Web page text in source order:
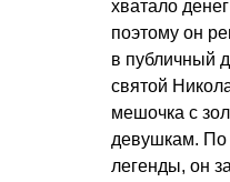
хватало
поэтому он
в публичный
святой
мешочка с
девушкам. По
легенды, он